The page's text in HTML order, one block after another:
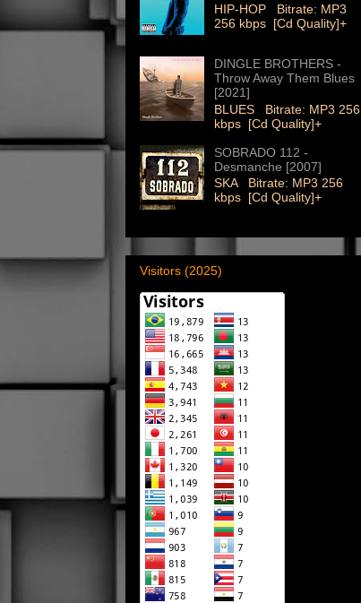
HIP-HOP Bitrate: MP3
256 kbps [Cd Quality]+
DINGLE BROTHERS -
Throw Away Them Blues
[2021]
BLUES Bitrate: MP3 256
kbps [Cd Quality]+
SOBRADO 112 -
Desmanche [2007]
SKA Bitrate: MP3 256
kbps [Cd Quality]+
Visitors (2025)